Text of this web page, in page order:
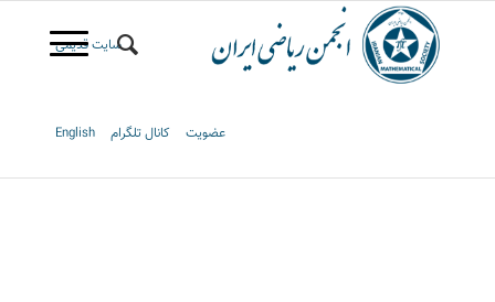
سایت قدیمی
عضویت کانال تلگرام English